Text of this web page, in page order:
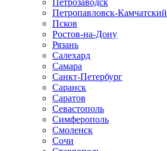
Петрозаводск
Петропавловск-Камчатский
Псков
Ростов-на-Дону
Рязань
Салехард
Самара
Санкт-Петербург
Саранск
Саратов
Севастополь
Симферополь
Смоленск
Сочи